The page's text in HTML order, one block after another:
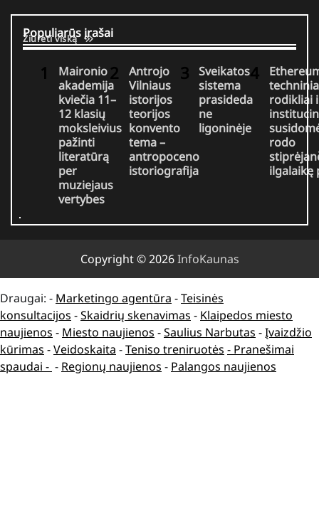
Populiarūs įrašai
Žiūrėti viską
Maironio
akademija
kviečia 11–
12 klasių
moksleivius
pažinti
literatūrą
per
muziejaus
vertybes
Antrojo
Vilniaus
istorijos
teorijos
konvento
tema –
antropoceno
istoriografija
Sveikatos
sistema
prasideda
ne
ligoninėje
rodikliai
rodo
ilgalaikę
Copyright © 2026InfoKaunas
Draugai: - Marketingo agentūra -Teisinės
konsultacijos -Skaidrių skenavimas - Klaipedos miesto
naujienos - Miesto naujienos -Saulius Narbutas -Įvaizdžio
kūrimas -Veidoskaita -Teniso treniruotės - Pranešimai
spaudai - - Regionų naujienos - Palangos naujienos